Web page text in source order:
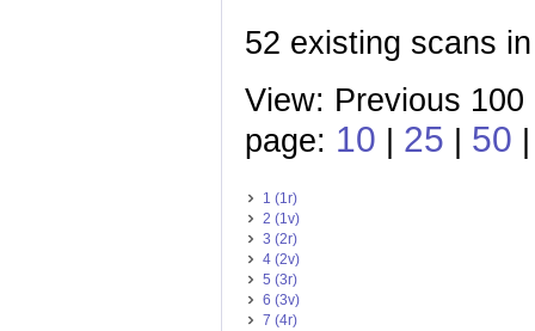
52 existing scans
View: Previous
page: 10 25 50
1 (1r)
2 (1v)
3 (2r)
4 (2v)
5 (3r)
6 (3v)
7 (4r)